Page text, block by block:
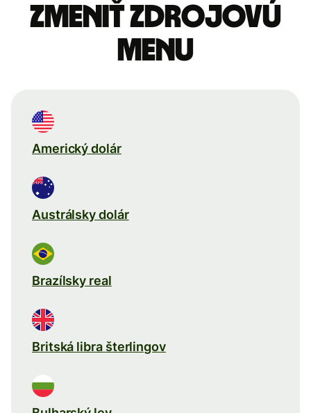
Zmeniť zdrojovú
menu
Americký dolár
Austrálsky dolár
Brazílsky real
Britská libra šterlingov